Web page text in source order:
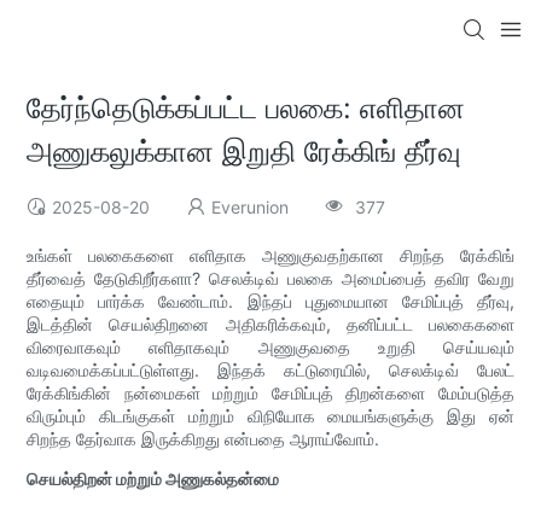
தேர்ந்தெடுக்கப்பட்ட பலகை: எளிதான
அணுகலுக்கான இறுதி ரேக்கிங் தீர்வு
2025-08-20 Everunion 377
உங்கள் பலகைகளை எளிதாக அணுகுவதற்கான சிறந்த ரேக்கிங்
தீர்வைத் தேடுகிறீர்களா? செலக்டிவ் பலகை அமைப்பைத் தவிர வேறு
எதையும் பார்க்க வேண்டாம். இந்தப் புதுமையான சேமிப்புத் தீர்வு,
இடத்தின் செயல்திறனை அதிகரிக்கவும், தனிப்பட்ட பலகைகளை
விரைவாகவும் எளிதாகவும் அணுகுவதை உறுதி செய்யவும்
வடிவமைக்கப்பட்டுள்ளது. இந்தக் கட்டுரையில், செலக்டிவ் பேலட்
ரேக்கிங்கின் நன்மைகள் மற்றும் சேமிப்புத் திறன்களை மேம்படுத்த
விரும்பும் கிடங்குகள் மற்றும் விநியோக மையங்களுக்கு இது ஏன்
சிறந்த தேர்வாக இருக்கிறது என்பதை ஆராய்வோம்.
செயல்திறன் மற்றும் அணுகல்தன்மை